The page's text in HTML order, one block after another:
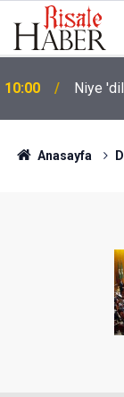
10:00 Niye
Anasayfa